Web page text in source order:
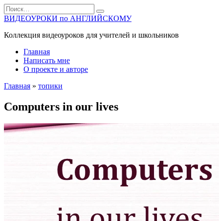
Перейти
к
содержанию
Search
for:
ВИДЕОУРОКИ по АНГЛИЙСКОМУ
Коллекция видеоуроков для учителей и школьников
Главная
Написать мне
О проекте и авторе
Главная » топики
Computers in our lives